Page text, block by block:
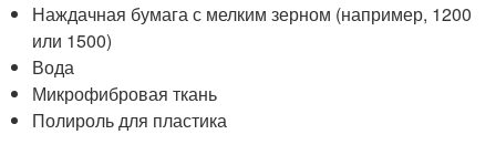
Наждачная бумага с мелким зерном (например, 1200
или 1500)
Вода
Микрофибровая ткань
Полироль для пластика